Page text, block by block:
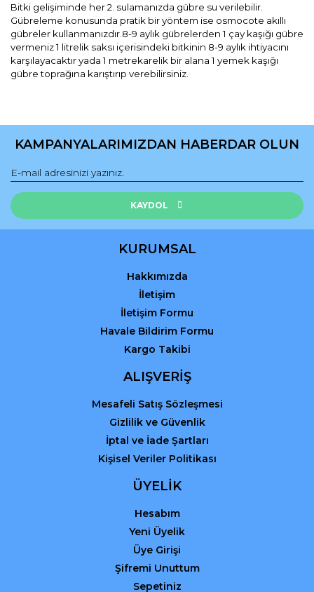
Bitki gelişiminde her 2. sulamanızda gübre su verilebilir.
Gübreleme konusunda pratik bir yöntem ise osmocote akıllı
gübreler kullanmanızdır.8-9 aylık gübrelerden 1 çay kaşığı gübre
vermeniz 1 litrelik saksı içerisindeki bitkinin 8-9 aylık ihtiyacını
karşılayacaktır yada 1 metrekarelik bir alana 1 yemek kaşığı
gübre toprağına karıştırıp verebilirsiniz.
konularda yetersiz gördüğünüz noktaları öneri formunu
Görüş ve önerileriniz için teşekkür ederiz.
Ürün resmi kalitesiz, bozuk veya görüntülenemiyor.
Ürün açıklamasında eksik bilgiler bulunuyor.
Ürün fiyatı diğer sitelerden daha pahalı.
Gönder
KAMPANYALARIMIZDAN HABERDAR OLUN
KAYDOL
KURUMSAL
Hakkımızda
İletişim
İletişim Formu
Havale Bildirim Formu
Kargo Takibi
ALIŞVERİŞ
Mesafeli Satış Sözleşmesi
Gizlilik ve Güvenlik
İptal ve İade Şartları
Kişisel Veriler Politikası
ÜYELİK
Hesabım
Yeni Üyelik
Üye Girişi
Şifremi Unuttum
Sepetiniz